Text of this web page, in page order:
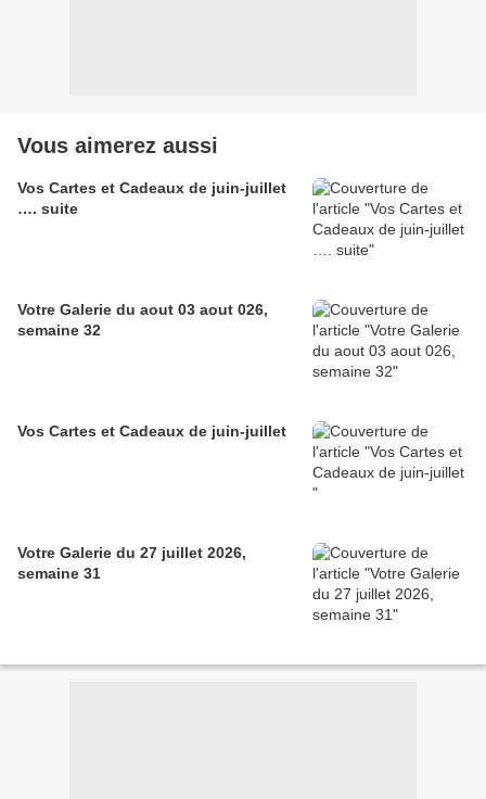
Vous aimerez aussi
Vos Cartes et Cadeaux de juin-juillet
…. suite
Votre Galerie du aout 03 aout 026,
semaine 32
Vos Cartes et Cadeaux de juin-juillet
Votre Galerie du 27 juillet 2026,
semaine 31